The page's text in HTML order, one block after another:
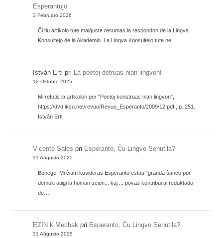
Esperantujo
3 Februaro 2026
Ĉi tiu artikolo tute malĝuste resumas la respondon de la Lingva
Konsultejo de la Akademio. La Lingva Konsultejo tute ne…
István Ertl pri La poetoj detruas nian lingvon!
12 Oktobro 2025
Mi refutis la artikolon per "Poetoj konstruas nian lingvon",
https://dvd.ikso.net/revuo/Revuo_Esperanto/2009/12.pdf , p. 251.
István Ertl
Vicente Sales pri Esperanto, Ĉu Lingvo Senutila?
31 Aŭgusto 2025
Bonege. Mi ĉiam kosideras Esperanto estas "granda ŝanco por
demokratiigi la homan scion... kaj ... povas kontribui al reduktado
de…
EZIN k.Mechak pri Esperanto, Ĉu Lingvo Senutila?
31 Aŭgusto 2025